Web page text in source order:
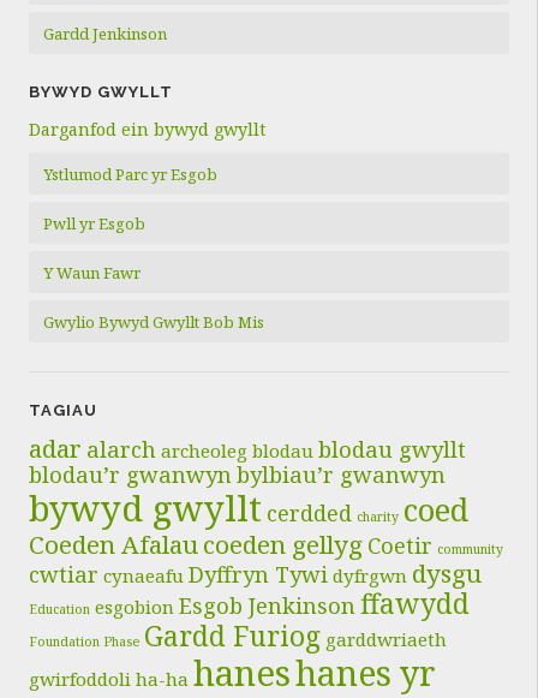
Gardd Jenkinson
BYWYD GWYLLT
Darganfod ein bywyd gwyllt
Ystlumod Parc yr Esgob
Pwll yr Esgob
Y Waun Fawr
Gwylio Bywyd Gwyllt Bob Mis
TAGIAU
adar alarch archeoleg blodau blodau gwyllt
blodau’r gwanwynbylbiau’r gwanwyn
bywyd gwyllt cerdded charity coed
Coeden Afalaucoeden gellyg Coetir community
cwtiar cynaeafu Dyffryn Tywi dyfrgwn dysgu
Education esgobion Esgob Jenkinsonffawydd
Foundation Phase Gardd Furiog garddwriaeth
gwirfoddoli ha-ha haneshanes yr